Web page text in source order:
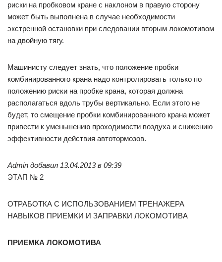
риски на пробковом кране с наклоном в правую сторону
может быть выполнена в случае необходимости
экстренной остановки при следовании вторым локомотивом
на двойную тягу.
Машинисту следует знать, что положение пробки
комбинированного крана надо контролировать только по
положению риски на пробке крана, которая должна
располагаться вдоль трубы вертикально. Если этого не
будет, то смещение пробки комбинированного крана может
привести к уменьшению проходимости воздуха и снижению
эффективности действия автотормозов.
Admin добавил 13.04.2013 в 09:39
ЭТАП № 2
ОТРАБОТКА С ИСПОЛЬЗОВАНИЕМ ТРЕНАЖЕРА
НАВЫКОВ ПРИЕМКИ И ЗАПРАВКИ ЛОКОМОТИВА
ПРИЕМКА ЛОКОМОТИВА